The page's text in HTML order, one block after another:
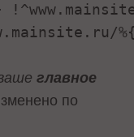
главное
по